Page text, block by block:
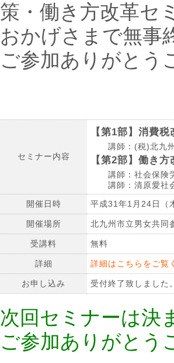
策・働き方改革セ
おかげさまで無事
ご参加ありがとう
セミナー内容
【第1部】消費
講師：(税)北九
【第2部】働き
講師：社会保険
講師：清原愛社
開催日時
平成31年1月24日
開催場所 北九州市立男女共同
受講料 無料
詳細 詳細はこちらをご覧
お申し込み 受付終了致しました
次回セミナーは決
ご参加ありがとう